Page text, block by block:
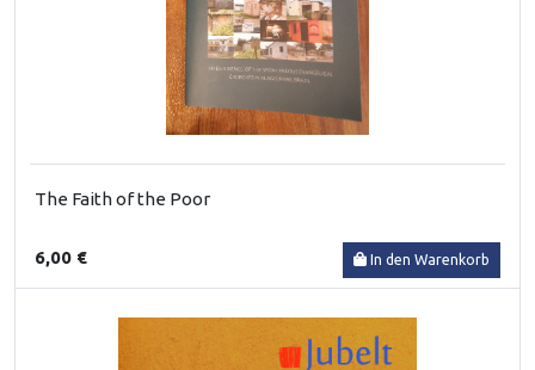
The Faith of the Poor
6,00 € In den Warenkorb